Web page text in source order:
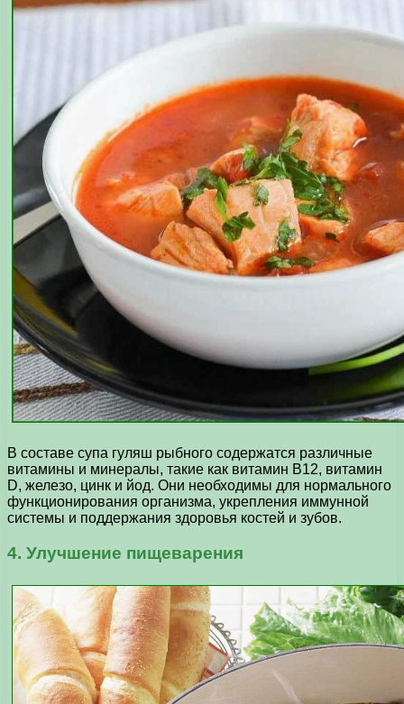
В составе супа гуляш рыбного содержатся различные
витамины и минералы, такие как витамин В12, витамин
D, железо, цинк и йод. Они необходимы для нормального
функционирования организма, укрепления иммунной
системы и поддержания здоровья костей и зубов.
4. Улучшение пищеварения